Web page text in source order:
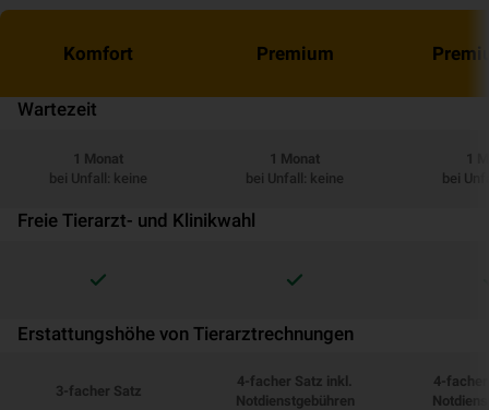
Komfort Premium
Wartezeit
1 Monat
bei Unfall: keine
1 Monat
bei Unfall: keine
1
bei
Freie Tierarzt- und Klinikwahl
Erstattungshöhe von Tierarztrechnungen
3-facher Satz
4-facher Satz inkl.
Notdienstgebühren
4-